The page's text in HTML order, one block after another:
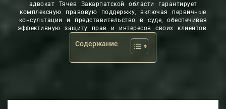
адвокат Тячев Закарпатской области гарантирует
комплексную правовую поддержку, включая первичные
консультации и представительство в суде, обеспечивая
эффективную защиту прав и интересов своих клиентов.
Содержание